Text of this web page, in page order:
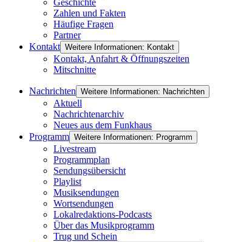
Geschichte
Zahlen und Fakten
Häufige Fragen
Partner
Kontakt Weitere Informationen: Kontakt
Kontakt, Anfahrt & Öffnungszeiten
Mitschnitte
Nachrichten Weitere Informationen: Nachrichten
Aktuell
Nachrichtenarchiv
Neues aus dem Funkhaus
Programm Weitere Informationen: Programm
Livestream
Programmplan
Sendungsübersicht
Playlist
Musiksendungen
Wortsendungen
Lokalredaktions-Podcasts
Über das Musikprogramm
Trug und Schein